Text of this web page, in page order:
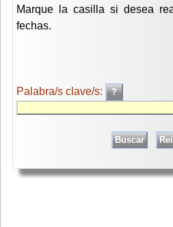
Marque la casilla si desea
fechas.
Palabra/s clave/s: